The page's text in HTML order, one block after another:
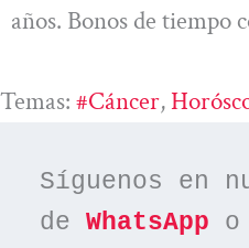
años. Bonos de tiempo
Temas: #cáncer,
Síguenos en
de WhatsApp o